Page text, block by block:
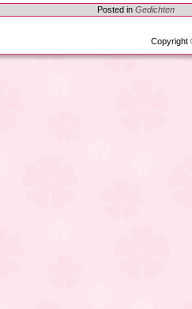
Posted in Gedichten
Copyright